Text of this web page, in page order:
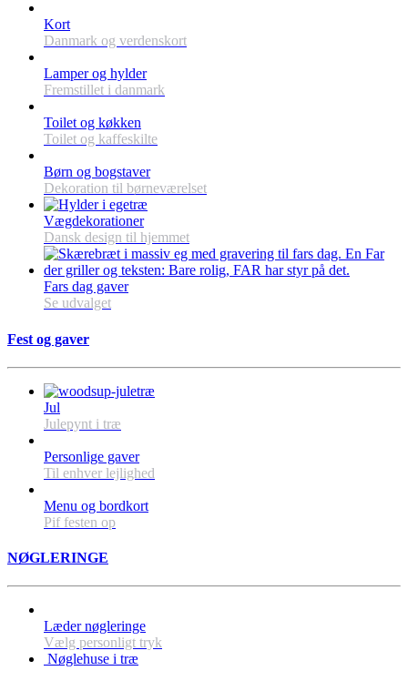
Kort
Danmark og verdenskort
Lamper og hylder
Fremstillet i danmark
Toilet og køkken
Toilet og kaffeskilte
Børn og bogstaver
Dekoration til børneværelset
Vægdekorationer
Dansk design til hjemmet
Fars dag gaver
Se udvalget
Fest og gaver
Jul
Julepynt i træ
Personlige gaver
Til enhver lejlighed
Menu og bordkort
Pif festen op
NØGLERINGE
Læder nøgleringe
Vælg personligt tryk
Nøglehuse i træ